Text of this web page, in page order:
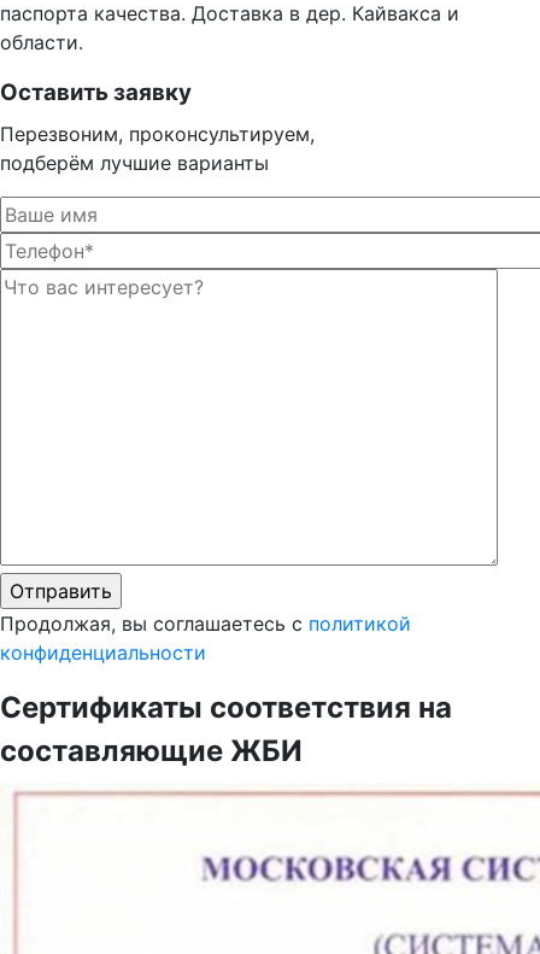
паспорта качества. Доставка в дер. Кайвакса и
области.
Оставить заявку
Перезвоним, проконсультируем,
подберём лучшие варианты
Продолжая, вы соглашаетесь с политикой
конфиденциальности
Сертификаты соответствия на
составляющие ЖБИ